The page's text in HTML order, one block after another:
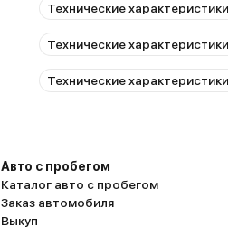
Технические
Технические
Технические
Авто с пробегом
Каталог авто с пробегом
Заказ автомобиля
Выкуп